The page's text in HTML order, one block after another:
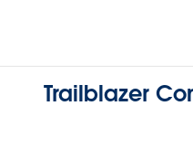
Trailblazer